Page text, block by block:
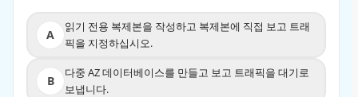
A
읽기 전용 복제본을 작성하고 복제본에 직접 보고 트래
픽을 지정하십시오.
B
다중 AZ 데이터베이스를 만들고 보고 트래픽을 대기로
보냅니다.
읽기 전용 복제본을 작성하고 복제본에 직접 보고
다중 AZ 데이터베이스를 만들고 보고 트래픽을 대기로